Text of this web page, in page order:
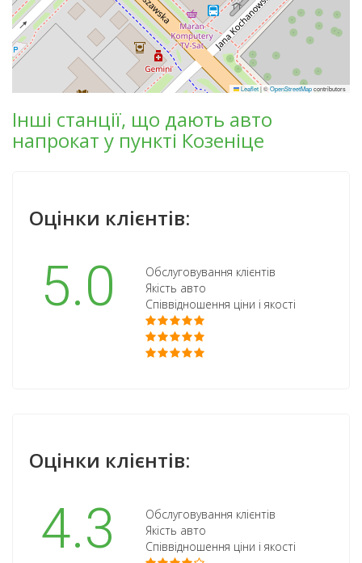
Leaflet|©OpenStreetMapcontributors
Інші станції, що дають авто
напрокат у пункті Козеніце
Оцінки клієнтів:
5.0
Обслуговування клієнтів
Якість авто
Співвідношення ціни і якості
Оцінки клієнтів:
4.3
Обслуговування клієнтів
Якість авто
Співвідношення ціни і якості